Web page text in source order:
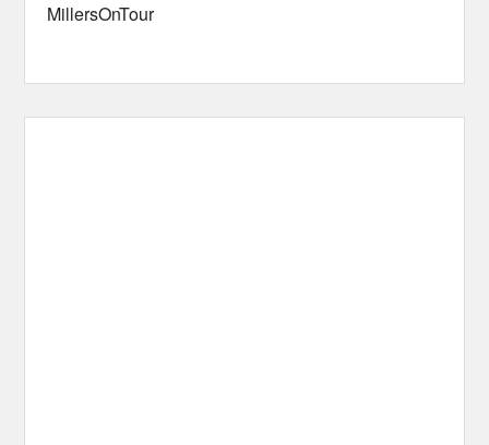
MillersOnTour